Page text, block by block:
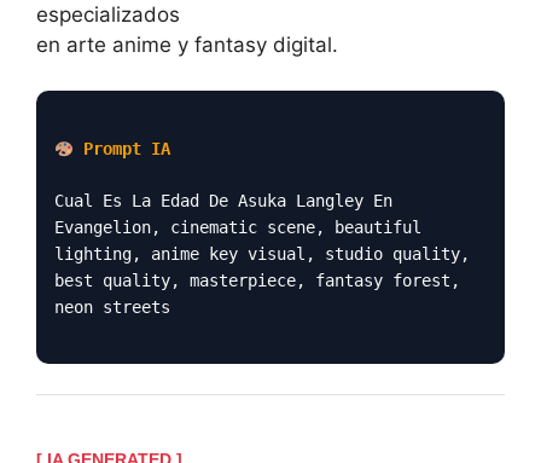
especializados
en arte anime y fantasy digital.
Prompt IA
Cual Es La Edad De Asuka Langley En
Evangelion, cinematic scene, beautiful
lighting, anime key visual, studio quality,
best quality, masterpiece, fantasy forest,
neon streets